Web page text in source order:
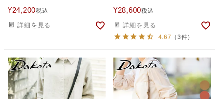
¥24,200税込
詳細を見る
¥28,600税込
詳細を見る
4.67 （3件）